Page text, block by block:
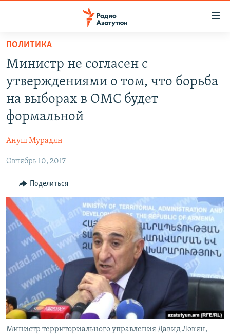
Перейти
основному
содержанию
Перейти
основной
Перейти
ПОЛИТИКА
ОБЩЕСТВО
РЕГИОН
НАГОРНЫЙ КАРАБАХ
КУЛЬТУРА
СПОРТ
АРХИВ
Հայերեն
English
Русский
Все сайты Радио Азатутюн
ПОЛИТИКА
Министр не согласен с
утверждениями о том, что борьба
на выборах в ОМС будет
формальной
Ануш Мурадян
Октябрь 10, 2017
Поделиться
Министр территориального управления Давид Локян,